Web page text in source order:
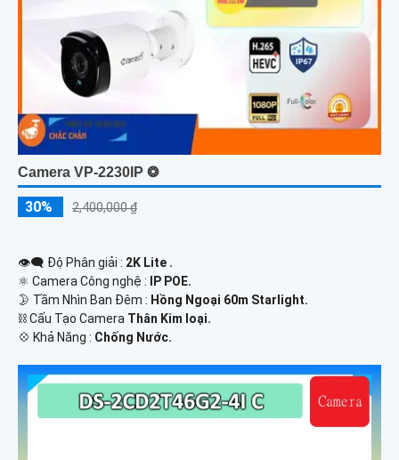
Camera VP-2230IP ❂
30% 2,400,000 ₫
👁️‍🗨 Độ Phân giải : 2K Lite .
⚛️ Camera Công nghệ :
IP POE.
🌛 Tầm Nhìn Ban Đêm : Hồng Ngoại 60m Starlight.
⛓ Cấu Tạo Camera Thân Kim loại.
️💠 Khả Năng : Chống Nước.